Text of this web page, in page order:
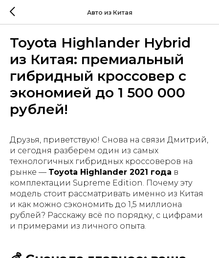
Авто из Китая
Toyota Highlander Hybrid
из Китая: премиальный
гибридный кроссовер с
экономией до 1 500 000
рублей!
Друзья, приветствую! Снова на связи Дмитрий,
и сегодня разберем один из самых
технологичных гибридных кроссоверов на
рынке — Toyota Highlander 2021 года в
комплектации Supreme Edition. Почему эту
модель стоит рассматривать именно из Китая
и как можно сэкономить до 1,5 миллиона
рублей? Расскажу всё по порядку, с цифрами
и примерами из личного опыта.